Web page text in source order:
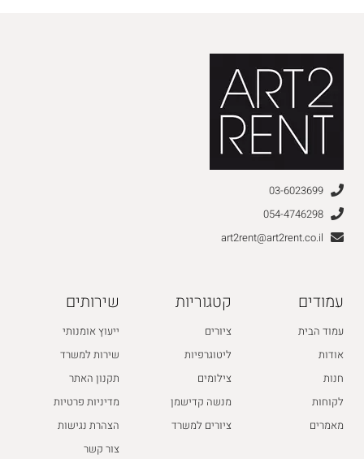
03-6023699
054-4746298
art2rent@art2rent.co.il
עמודים
עמוד הבית
אודות
חנות
לקוחות
מאמרים
קטגוריות
ציורים
ליטוגרפיות
צילומים
מנשה קדישמן
ציורים למשרד
שירותים
ייעוץ אומנותי
שירות למשרד
תקנון האתר
מדיניות פרטיות
הצהרת נגישות
צור קשר